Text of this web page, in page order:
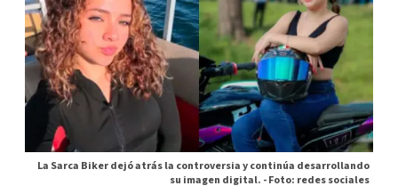
La Sarca Biker dejó atrás la controversia y continúa desarrollando
su imagen digital. -Foto: redes sociales